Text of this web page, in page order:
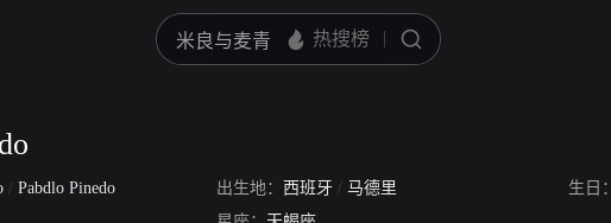
/ Pabdlo Pinedo 出生地： 西班牙 / 马德里 生日：